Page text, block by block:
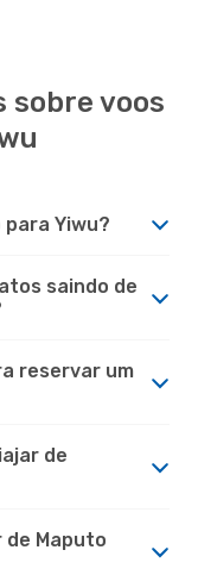
voos
Yiwu?
saindo de
reservar um
de
de Maputo